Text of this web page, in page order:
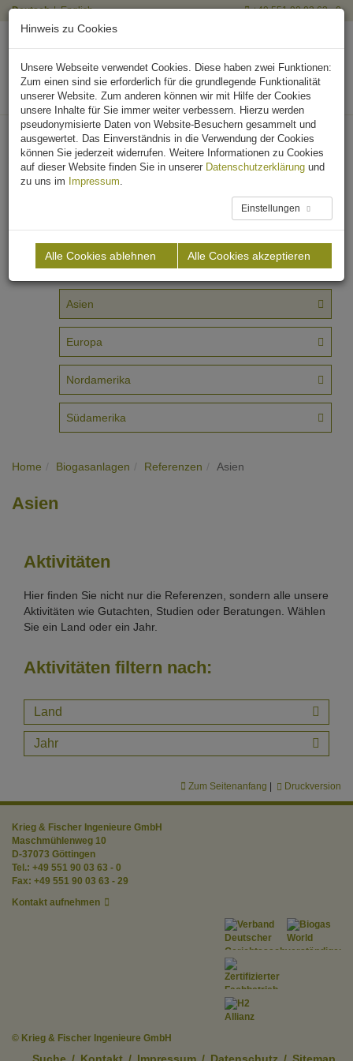
Deutsch English +49 551 90 03 63 - 0
Referenzen
Wir planen Biogasanlagen weltweit.
Mit unseren Referenzen wollen wir einen Überblick
über die Vielfalt unserer maßgeschneiderten
Afrika
Asien
Europa
Nordamerika
Südamerika
Home Biogasanlagen Referenzen Asien
Asien
Aktivitäten
Hier finden Sie nicht nur die Referenzen, sondern alle unsere
Aktivitäten wie Gutachten, Studien oder Beratungen. Wählen
Sie ein Land oder ein Jahr.
Aktivitäten filtern nach:
Land
Jahr
Zum Seitenanfang Druckversion
Krieg & Fischer Ingenieure GmbH
Maschmühlenweg 10
D-37073 Göttingen
Tel.: +49 551 90 03 63 - 0
Fax: +49 551 90 03 63 - 29
Kontakt aufnehmen
© Krieg & Fischer Ingenieure GmbH
Hinweis zu Cookies
Unsere Webseite verwendet Cookies. Diese haben zwei Funktionen:
Zum einen sind sie erforderlich für die grundlegende Funktionalität
unserer Website. Zum anderen können wir mit Hilfe der Cookies
unsere Inhalte für Sie immer weiter verbessern. Hierzu werden
pseudonymisierte Daten von Website-Besuchern gesammelt und
ausgewertet. Das Einverständnis in die Verwendung der Cookies
können Sie jederzeit widerrufen. Weitere Informationen zu Cookies
auf dieser Website finden Sie in unserer Datenschutzerklärung und
zu uns im Impressum.
Einstellungen
Alle Cookies ablehnen Alle Cookies akzeptieren